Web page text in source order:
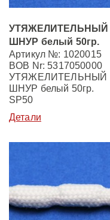
УТЯЖЕЛИТЕЛЬНЫЙ
ШНУР белый 50гр.
Артикул №: 1020015
BOB Nr: 5317050000
УТЯЖЕЛИТЕЛЬНЫЙ
ШНУР белый 50гр.
SP50
Детали